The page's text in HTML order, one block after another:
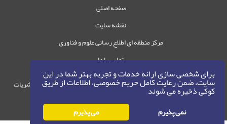
برای شخصی سازی ارائه خدمات و تجربه بهتر شما در این
سایت، ضمن رعایت کامل حریم خصوصی، اطلاعات از طریق
کوکی ذخیره می شوند
نمی پذیرم می پذیرم
صفحه اصلی
نقشه سایت
مرکز منطقه ای اطلاع رسانی علوم و فناوری
تماس با ما
حقوق این وب‌سایت متعلق به سامانه مدیریت نشریات
حق نشر 1405-1396